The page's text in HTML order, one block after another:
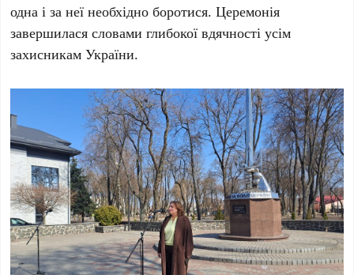
одна і за неї необхідно боротися. Церемонія
завершилася словами глибокої вдячності усім
захисникам України.